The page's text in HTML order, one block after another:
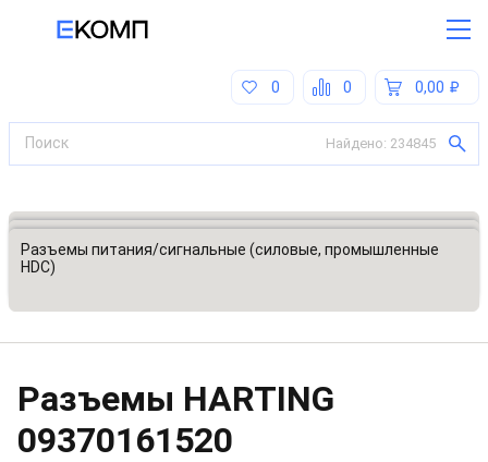
0,00
0
0
Найдено: 234845
Все категории
Разъемы, соединители
Разъемы питания/сигнальные (силовые, промышленные
HDC)
Разъeмы HARTING
09370161520